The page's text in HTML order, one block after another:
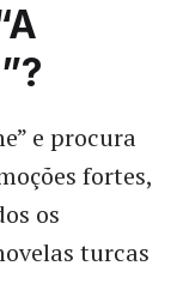
e procura
fortes,
os
turcas